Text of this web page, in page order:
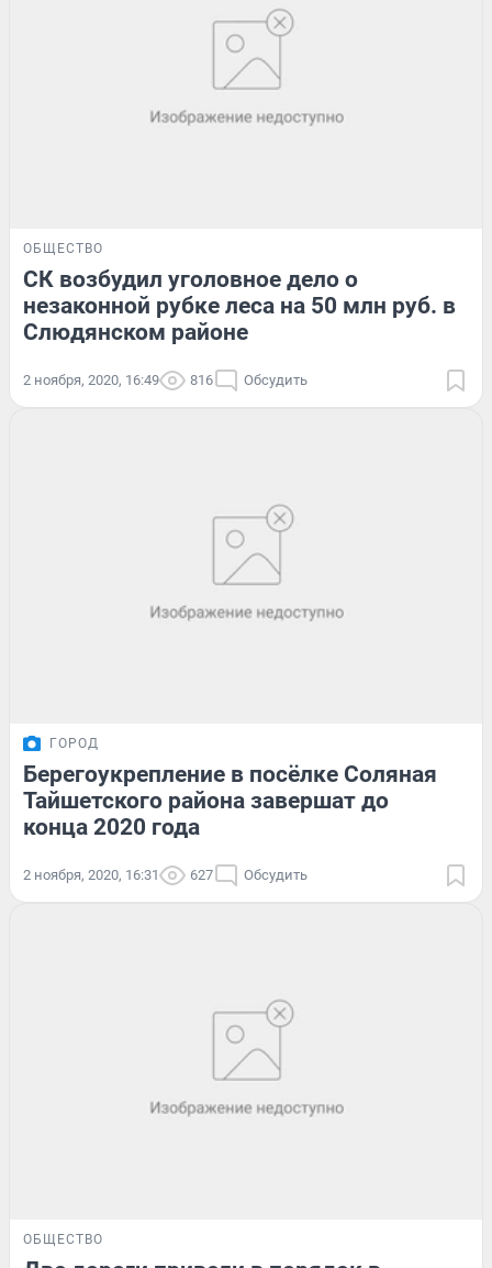
ОБЩЕСТВО
СК возбудил уголовное дело о
незаконной рубке леса на 50 млн руб. в
Слюдянском районе
2 ноября, 2020, 16:49 816 Обсудить
ГОРОД
Берегоукрепление в посёлке Соляная
Тайшетского района завершат до
конца 2020 года
2 ноября, 2020, 16:31 627 Обсудить
ОБЩЕСТВО